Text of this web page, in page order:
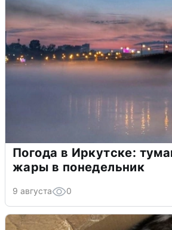
Погода в Иркутске:
жары в понедельник
9 августа 0